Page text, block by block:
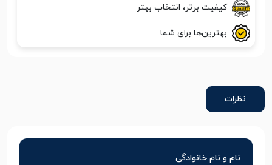
کیفیت برتر، انتخاب بهتر
بهترین‌ها برای شما
نظرات
نام و نام خانوادگی